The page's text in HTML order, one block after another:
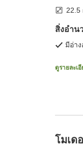
22.5
สิ่งอำน
มีอ่า
ดูรายละเ
โมเด